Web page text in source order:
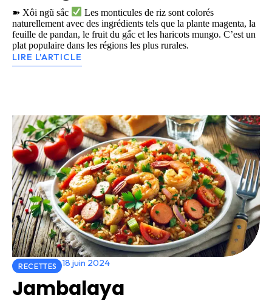
➽ Xôi ngũ sắc
Les monticules de riz sont colorés
naturellement avec des ingrédients tels que la plante magenta, la
feuille de pandan, le fruit du gấc et les haricots mungo. C’est un
plat populaire dans les régions les plus rurales.
LIRE L'ARTICLE
RECETTES 18 juin 2024
Jambalaya